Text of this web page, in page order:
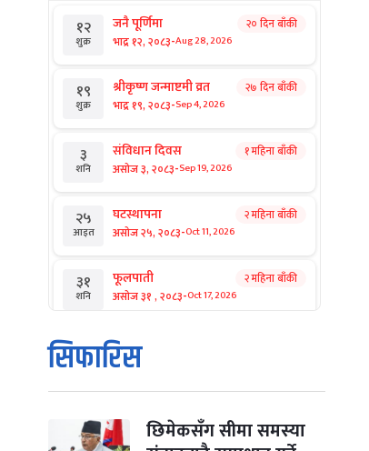
१२
शुक्र
जनै पूर्णिमा
भाद्र १२, २०८३-Aug 28, 2026
२० दिन बाँकी
१९
शुक्र
श्रीकृष्ण जन्माष्टमी व्रत
भाद्र १९, २०८३-Sep 4, 2026
२७ दिन बाँकी
३
शनि
संविधान दिवस
असोज ३, २०८३-Sep 19, 2026
१ महिना बाँकी
२५
आइत
घटस्थापना
असोज २५, २०८३-Oct 11, 2026
२ महिना बाँकी
३१
शनि
फूलपाती
असोज ३१ , २०८३-Oct 17, 2026
२ महिना बाँकी
१
आइत
कार्तिक सङ्क्रान्ति
कार्तिक १, २०८३
मंगल कार्तिक ३, २०८३-Oct 20, 2026
सिफारिस
छिमेकसँग सीमा समस्या